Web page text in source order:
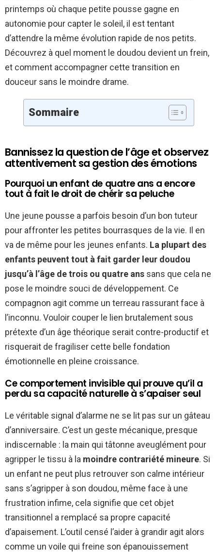
printemps où chaque petite pousse gagne en
autonomie pour capter le soleil, il est tentant
d’attendre la même évolution rapide de nos petits.
Découvrez à quel moment le doudou devient un frein,
et comment accompagner cette transition en
douceur sans le moindre drame.
Sommaire
Bannissez la question de l’âge et observez
attentivement sa gestion des émotions
Pourquoi un enfant de quatre ans a encore
tout à fait le droit de chérir sa peluche
Une jeune pousse a parfois besoin d’un bon tuteur
pour affronter les petites bourrasques de la vie. Il en
va de même pour les jeunes enfants. La plupart des
enfants peuvent tout à fait garder leur doudou
jusqu’à l’âge de trois ou quatre ans sans que cela ne
pose le moindre souci de développement. Ce
compagnon agit comme un terreau rassurant face à
l’inconnu. Vouloir couper le lien brutalement sous
prétexte d’un âge théorique serait contre-productif et
risquerait de fragiliser cette belle fondation
émotionnelle en pleine croissance.
Ce comportement invisible qui prouve qu’il a
perdu sa capacité naturelle à s’apaiser seul
Le véritable signal d’alarme ne se lit pas sur un gâteau
d’anniversaire. C’est un geste mécanique, presque
indiscernable : la main qui tâtonne aveuglément pour
agripper le tissu à la moindre contrariété mineure. Si
un enfant ne peut plus retrouver son calme intérieur
sans s’agripper à son doudou, même face à une
frustration infime, cela signifie que cet objet
transitionnel a remplacé sa propre capacité
d’apaisement. L’outil censé l’aider à grandir agit alors
comme un voile qui freine son épanouissement